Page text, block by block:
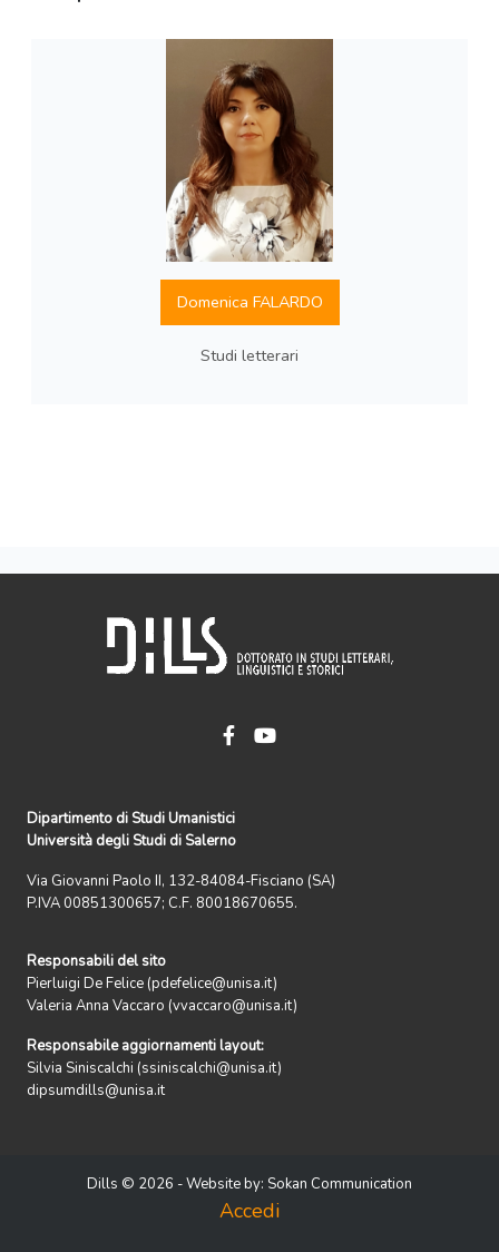
Domenica FALARDO
Studi letterari
Dipartimento di Studi Umanistici
Università degli Studi di Salerno
Via Giovanni Paolo II, 132-84084-Fisciano (SA)
P.IVA 00851300657; C.F. 80018670655.
Responsabili del sito
Pierluigi De Felice (pdefelice@unisa.it)
Valeria Anna Vaccaro (vvaccaro@unisa.it)
Responsabile aggiornamenti layout:
Silvia Siniscalchi (ssiniscalchi@unisa.it)
dipsumdills@unisa.it
Dills © 2026 - Website by: Sokan Communication
Accedi